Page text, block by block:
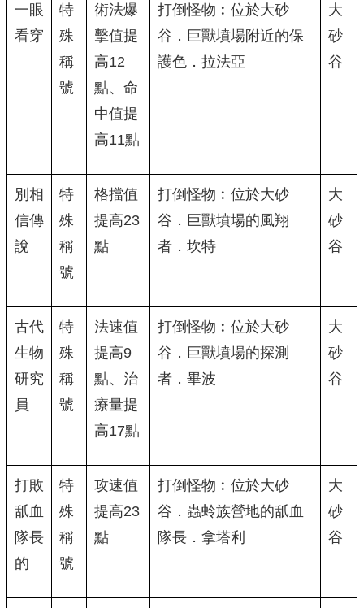
一眼
看穿
特
殊
稱
號
術法爆
擊值提
高12
點、命
中值提
高11點
打倒怪物︰位於大砂
谷．巨獸墳場附近的保
護色．拉法亞
大
砂
谷
別相
信傳
說
特
殊
稱
號
格擋值
提高23
點
打倒怪物︰位於大砂
谷．巨獸墳場的風翔
者．坎特
大
砂
谷
古代
生物
研究
員
特
殊
稱
號
法速值
提高9
點、治
療量提
高17點
打倒怪物︰位於大砂
谷．巨獸墳場的探測
者．畢波
大
砂
谷
打敗
舐血
隊長
的
特
殊
稱
號
攻速值
提高23
點
打倒怪物︰位於大砂
谷．蟲蛉族營地的舐血
隊長．拿塔利
大
砂
谷